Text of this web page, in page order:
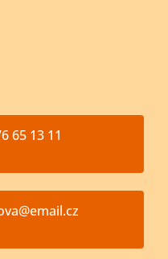
65 13 11
l.cz